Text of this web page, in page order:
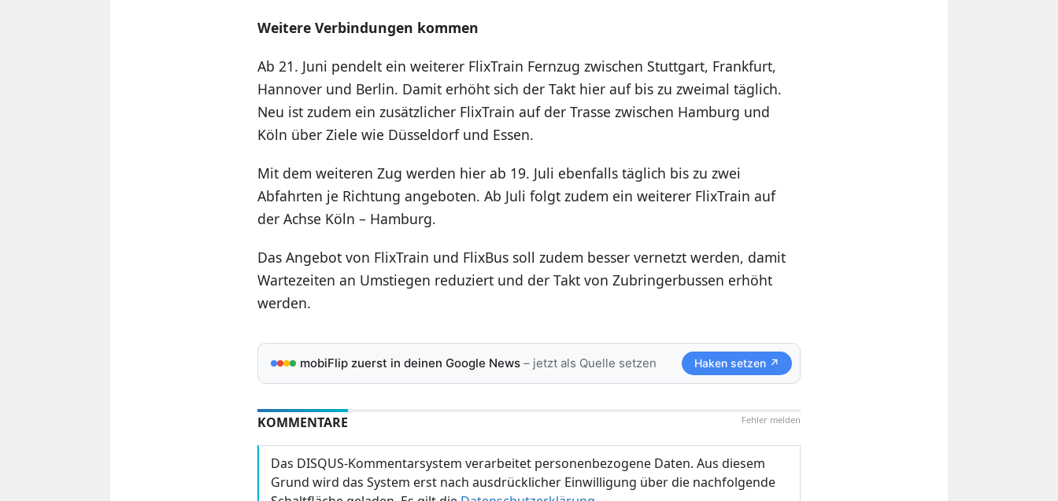
Weitere Verbindungen kommen
Ab 21. Juni pendelt ein weiterer FlixTrain Fernzug zwischen Stuttgart, Frankfurt,
Hannover und Berlin. Damit erhöht sich der Takt hier auf bis zu zweimal täglich.
Neu ist zudem ein zusätzlicher FlixTrain auf der Trasse zwischen Hamburg und
Köln über Ziele wie Düsseldorf und Essen.
Mit dem weiteren Zug werden hier ab 19. Juli ebenfalls täglich bis zu zwei
Abfahrten je Richtung angeboten. Ab Juli folgt zudem ein weiterer FlixTrain auf
der Achse Köln – Hamburg.
Das Angebot von FlixTrain und FlixBus soll zudem besser vernetzt werden, damit
Wartezeiten an Umstiegen reduziert und der Takt von Zubringerbussen erhöht
werden.
mobiFlip zuerst in deinen Google News– jetzt als Quelle setzen Haken setzen ↗
Fehler melden
KOMMENTARE
Das DISQUS-Kommentarsystem verarbeitet personenbezogene Daten. Aus diesem
Grund wird das System erst nach ausdrücklicher Einwilligung über die nachfolgende